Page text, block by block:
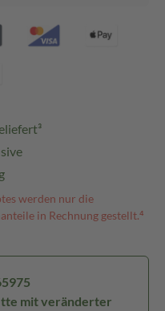
werden nur die
in Rechnung gestellt.⁴
mit veränderter